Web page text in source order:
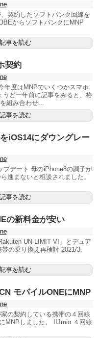
契約したソフトバンク回線を
からソフトバンクにMNP
記事を読む
契約
年度はMNPでいくつかスマホ
うど一年前に記事をみると、格
組み合わせ...
記事を読む
iOS14にダウングレー
プデート 母のiPhone8の調子が
進まないと相談されました。
記事を読む
の新料金が安い
UN-LIMIT VI」とデュア
の乗り換え再検討 2021/3、
記事を読む
モバイルONEにMNP
の契約している携帯の４回線
MNPしました。 IIJmio ４回線